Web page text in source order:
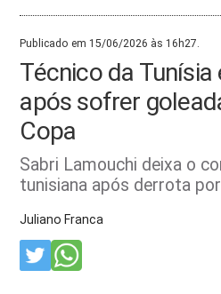
Publicado em 15/06/2026 às 16h27.
Técnico da
após sofrer
Copa
Sabri Lamouchi deixa o
tunisiana após derrota
Juliano Franca